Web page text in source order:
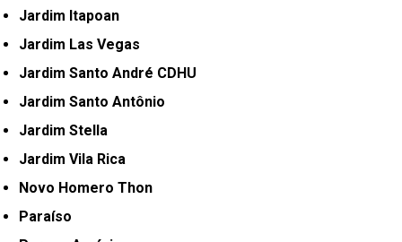
Jardim Itapoan
Jardim Las Vegas
Jardim Santo André CDHU
Jardim Santo Antônio
Jardim Stella
Jardim Vila Rica
Novo Homero Thon
Paraíso